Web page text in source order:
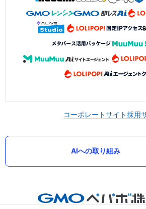
コーポレートサイト採用
AIへの取り組み